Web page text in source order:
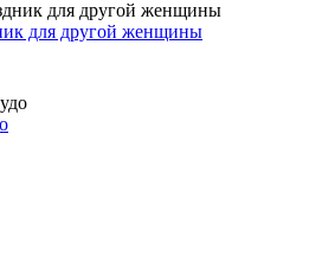
для другой женщины